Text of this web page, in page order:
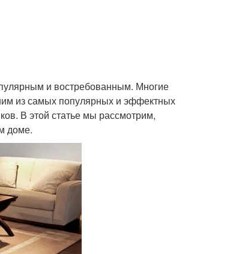
и востребованным. Многие
из самых популярных и эффектных
В этой статье мы рассмотрим,
доме.